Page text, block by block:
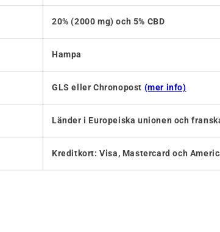
20% (2000 mg) och 5% CBD
Hampa
GLS eller Chronopost (mer info)
Länder i Europeiska unionen och
Kreditkort: Visa, Mastercard och